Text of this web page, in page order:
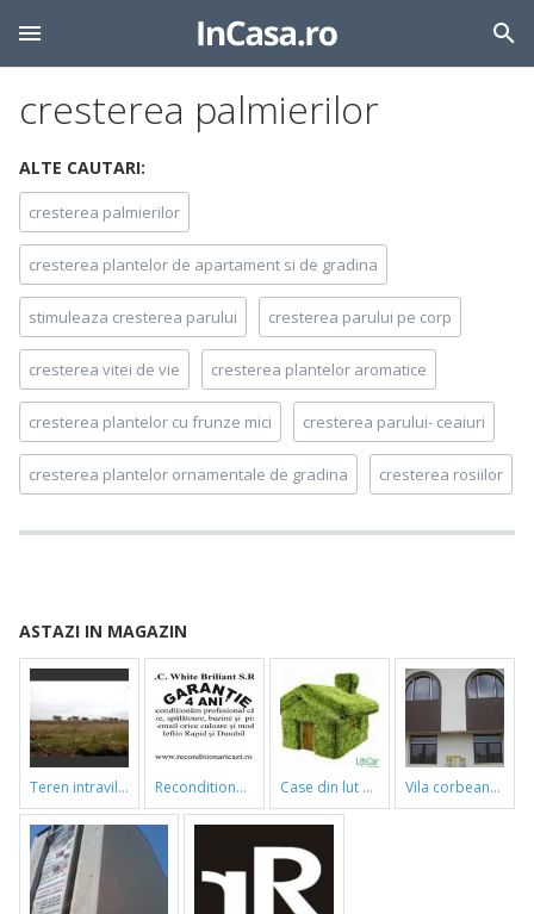
cresterea palmierilor
ALTE CAUTARI:
cresterea palmierilor
cresterea plantelor de apartament si de gradina
stimuleaza cresterea parului cresterea parului pe corp
cresterea vitei de vie cresterea plantelor aromatice
cresterea plantelor cu frunze mici cresterea parului- ceaiuri
cresterea plantelor ornamentale de gradina cresterea rosiilor
ASTAZI IN MAGAZIN
teren intravilan reconditionari cazi de baie case din lut si paie vila corbeanca